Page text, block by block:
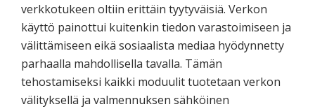
verkkotukeen oltiin erittäin tyytyväisiä. Verkon
käyttö painottui kuitenkin tiedon varastoimiseen ja
välittämiseen eikä sosiaalista mediaa hyödynnetty
parhaalla mahdollisella tavalla. Tämän
tehostamiseksi kaikki moduulit tuotetaan verkon
välityksellä ja valmennuksen sähköinen